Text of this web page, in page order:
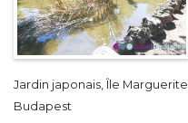
Jardin japonais, Île Marguerite
Budapest